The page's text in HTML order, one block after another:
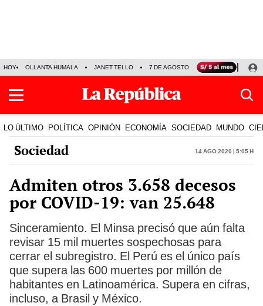
HOY OLLANTA HUMALA JANET TELLO 7 DE AGOSTO TINKA RESULTADOS
LO ÚLTIMO POLÍTICA OPINIÓN ECONOMÍA SOCIEDAD MUNDO
Sociedad 14 Ago 2020 | 5:05 h
Admiten otros 3.658 decesos
por COVID-19: van 25.648
Sinceramiento. El Minsa precisó que aún falta
revisar 15 mil muertes sospechosas para
cerrar el subregistro. El Perú es el único país
que supera las 600 muertes por millón de
habitantes en Latinoamérica. Supera en cifras,
incluso, a Brasil y México.